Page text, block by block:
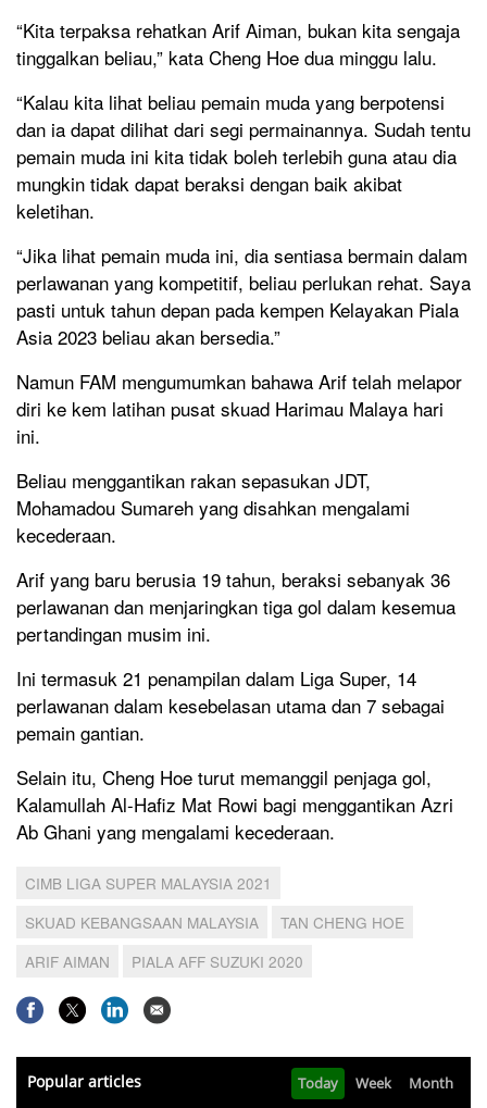
“Kita terpaksa rehatkan Arif Aiman, bukan kita sengaja
tinggalkan beliau,” kata Cheng Hoe dua minggu lalu.
“Kalau kita lihat beliau pemain muda yang berpotensi
dan ia dapat dilihat dari segi permainannya. Sudah tentu
pemain muda ini kita tidak boleh terlebih guna atau dia
mungkin tidak dapat beraksi dengan baik akibat
keletihan.
“Jika lihat pemain muda ini, dia sentiasa bermain dalam
perlawanan yang kompetitif, beliau perlukan rehat. Saya
pasti untuk tahun depan pada kempen Kelayakan Piala
Asia 2023 beliau akan bersedia.”
Namun FAM mengumumkan bahawa Arif telah melapor
diri ke kem latihan pusat skuad Harimau Malaya hari
ini.
Beliau menggantikan rakan sepasukan JDT,
Mohamadou Sumareh yang disahkan mengalami
kecederaan.
Arif yang baru berusia 19 tahun, beraksi sebanyak 36
perlawanan dan menjaringkan tiga gol dalam kesemua
pertandingan musim ini.
Ini termasuk 21 penampilan dalam Liga Super, 14
perlawanan dalam kesebelasan utama dan 7 sebagai
pemain gantian.
Selain itu, Cheng Hoe turut memanggil penjaga gol,
Kalamullah Al-Hafiz Mat Rowi bagi menggantikan Azri
Ab Ghani yang mengalami kecederaan.
CIMB LIGA SUPER MALAYSIA 2021
SKUAD KEBANGSAAN MALAYSIA
TAN CHENG HOE
ARIF AIMAN
PIALA AFF SUZUKI 2020
Popular articles Today Week Month